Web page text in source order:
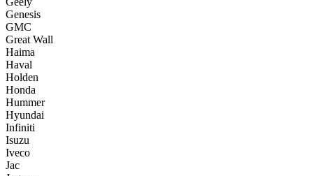
Genesis
GMC
Great Wall
Haima
Haval
Holden
Honda
Hummer
Hyundai
Infiniti
Isuzu
Iveco
Jac